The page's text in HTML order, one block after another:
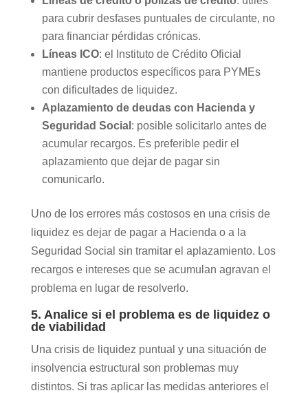
para cubrir desfases puntuales de circulante, no
para financiar pérdidas crónicas.
Líneas ICO: el Instituto de Crédito Oficial
mantiene productos específicos para PYMEs
con dificultades de liquidez.
Aplazamiento de deudas con Hacienda y
Seguridad Social : posible solicitarlo antes de
acumular recargos. Es preferible pedir el
aplazamiento que dejar de pagar sin
comunicarlo.
Uno de los errores más costosos en una crisis de
liquidez es dejar de pagar a Hacienda o a la
Seguridad Social sin tramitar el aplazamiento. Los
recargos e intereses que se acumulan agravan el
problema en lugar de resolverlo.
5. Analice si el problema es de liquidez o
de viabilidad
Una crisis de liquidez puntual y una situación de
insolvencia estructural son problemas muy
distintos. Si tras aplicar las medidas anteriores el